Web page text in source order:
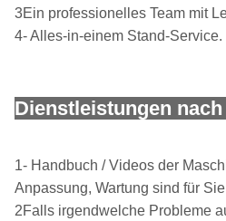
3Ein professionelles Team mit
4- Alles-in-einem Stand-Service.
Dienstleistungen
1- Handbuch / Videos der
Anpassung, Wartung sind für
2Falls irgendwelche Probleme